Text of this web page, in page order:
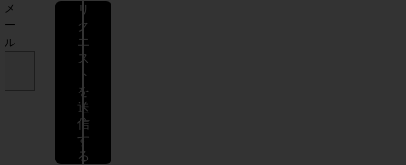
メ
ー
ル
リ
ク
エ
ス
ト
を
送
信
す
る